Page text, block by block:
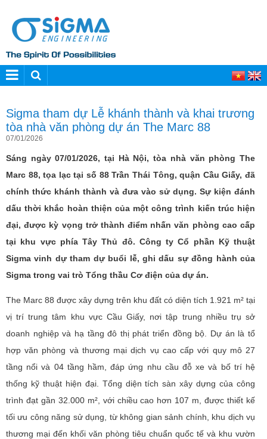
Sigma tham dự Lễ khánh thành và khai trương
tòa nhà văn phòng dự án The Marc 88
07/01/2026
Sáng ngày 07/01/2026, tại Hà Nội, tòa nhà văn phòng The
Marc 88, tọa lạc tại số 88 Trần Thái Tông, quận Cầu Giấy, đã
chính thức khánh thành và đưa vào sử dụng. Sự kiện đánh
dấu thời khắc hoàn thiện của một công trình kiến trúc hiện
đại, được kỳ vọng trở thành điểm nhấn văn phòng cao cấp
tại khu vực phía Tây Thủ đô. Công ty Cổ phần Kỹ thuật
Sigma vinh dự tham dự buổi lễ, ghi dấu sự đồng hành của
Sigma trong vai trò Tổng thầu Cơ điện của dự án.
The Marc 88 được xây dựng trên khu đất có diện tích 1.921 m² tại
vị trí trung tâm khu vực Cầu Giấy, nơi tập trung nhiều trụ sở
doanh nghiệp và hạ tầng đô thị phát triển đồng bộ. Dự án là tổ
hợp văn phòng và thương mại dịch vụ cao cấp với quy mô 27
tầng nổi và 04 tầng hầm, đáp ứng nhu cầu đỗ xe và bố trí hệ
thống kỹ thuật hiện đại. Tổng diện tích sàn xây dựng của công
trình đạt gần 32.000 m², với chiều cao hơn 107 m, được thiết kế
tối ưu công năng sử dụng, từ không gian sảnh chính, khu dịch vụ
thương mại đến khối văn phòng tiêu chuẩn quốc tế và khu vườn